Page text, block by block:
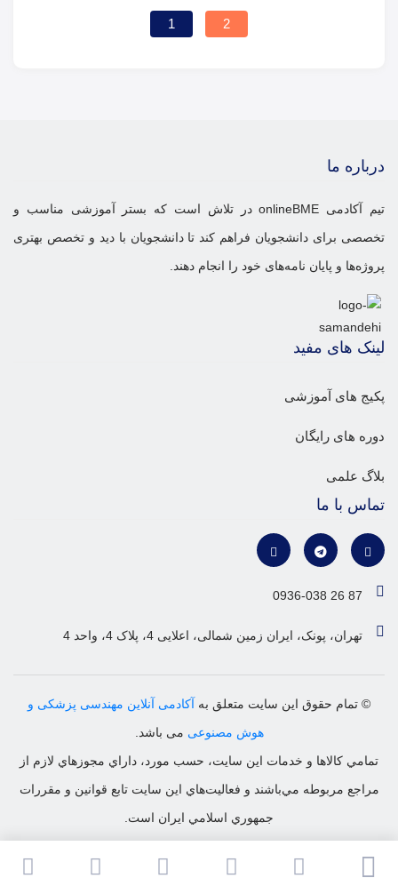
1 2
درباره ما
تیم آکادمی onlineBME در تلاش است که بستر آموزشی مناسب و
تخصصی برای دانشجویان فراهم کند تا دانشجویان با دید و تخصص بهتری
پروژه‌ها و پایان نامه‌های خود را انجام دهند.
لینک های مفید
پکیج های آموزشی
دوره های رایگان
بلاگ علمی
تماس با ما
0936-038 26 87
تهران، پونک، ایران زمین شمالی، اعلایی 4، پلاک 4، واحد 4
© تمام حقوق این سایت متعلق به آکادمی آنلاین مهندسی پزشکی و
هوش مصنوعی می باشد.
تمامي كالاها و خدمات اين سایت، حسب مورد، داراي مجوزهاي لازم از
مراجع مربوطه مي‌باشند و فعاليت‌هاي اين سايت تابع قوانين و مقررات
جمهوري اسلامي ايران است.